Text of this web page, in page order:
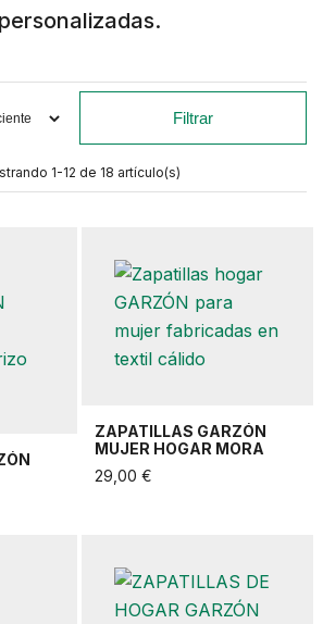
personalizadas.
Filtrar
1-12 de 18 artículo(s)
ZAPATILLAS GARZÓN
MUJER HOGAR MORA
29,00 €